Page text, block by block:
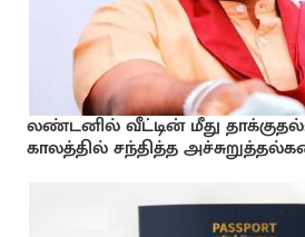
லண்டனில் வீட்டின் மீது
காலத்தில் சந்தித்த